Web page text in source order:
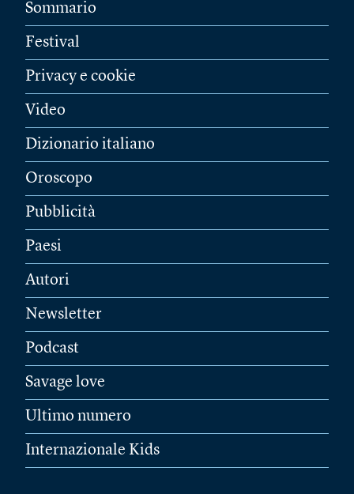
Sommario
Festival
Privacy e cookie
Video
Dizionario italiano
Oroscopo
Pubblicità
Paesi
Autori
Newsletter
Podcast
Savage love
Ultimo numero
Internazionale Kids